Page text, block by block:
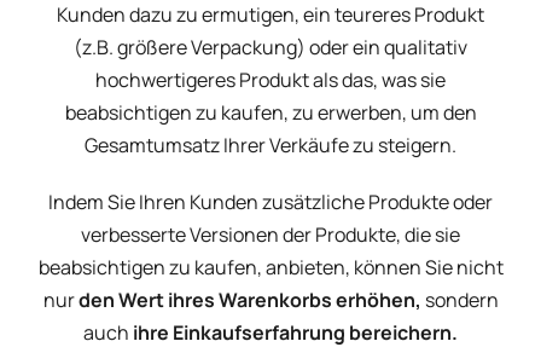
Kunden dazu zu ermutigen, ein teureres Produkt
(z.B. größere Verpackung) oder ein qualitativ
hochwertigeres Produkt als das, was sie
beabsichtigen zu kaufen, zu erwerben, um den
Gesamtumsatz Ihrer Verkäufe zu steigern.
Indem Sie Ihren Kunden zusätzliche Produkte oder
verbesserte Versionen der Produkte, die sie
beabsichtigen zu kaufen, anbieten, können Sie nicht
nurden Wert ihres Warenkorbs erhöhen, sondern
auch ihre Einkaufserfahrung bereichern.